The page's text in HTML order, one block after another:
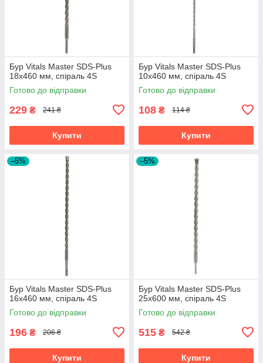
Бур Vitals Master SDS-Plus
18х460 мм, спіраль 4S
Готово до відправки
229 ₴ 241 ₴
Купити
Бур Vitals Master SDS-Plus
10х460 мм, спіраль 4S
Готово до відправки
108 ₴ 114 ₴
Купити
–5%
Бур Vitals Master SDS-Plus
16х460 мм, спіраль 4S
Готово до відправки
196 ₴ 206 ₴
Купити
–5%
Бур Vitals Master SDS-Plus
25х600 мм, спіраль 4S
Готово до відправки
515 ₴ 542 ₴
Купити